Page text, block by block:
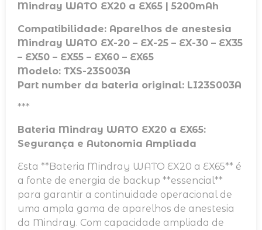
Mindray WATO EX20 a EX65 | 5200mAh
Compatibilidade: Aparelhos de anestesia
Mindray WATO EX-20 – EX-25 – EX-30 – EX35
– EX50 – EX55 – EX60 – EX65
Modelo: TXS-23S003A
Part number da bateria original: LI23S003A
***
Bateria Mindray WATO EX20 a EX65:
Segurança e Autonomia Ampliada
Esta **Bateria Mindray WATO EX20 a EX65** é
a fonte de energia de backup **essencial**
para garantir a continuidade operacional de
uma ampla gama de aparelhos de anestesia
da Mindray. Com capacidade ampliada de